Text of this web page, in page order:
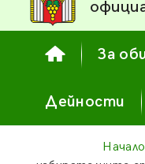
За
Дейности
Начало